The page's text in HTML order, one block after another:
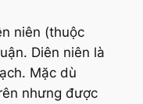
niên (thuộc
Diên niên là
Mặc dù
nhưng được